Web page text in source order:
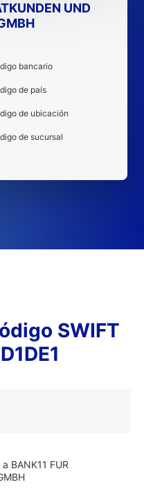
UND
bancario
de país
de ubicación
de sucursal
SWIFT
BANK11 FUR